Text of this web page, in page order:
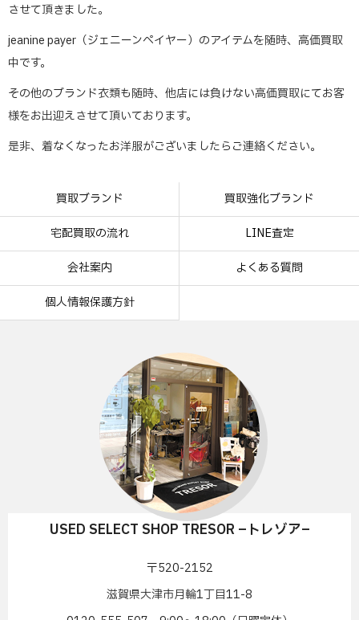
させて頂きました。
jeanine payer（ジェニーンペイヤー）のアイテムを随時、高価買取
中です。
その他のブランド衣類も随時、他店には負けない高価買取にてお客
様をお出迎えさせて頂いております。
是非、着なくなったお洋服がございましたらご連絡ください。
買取ブランド 買取強化ブランド
宅配買取の流れ LINE査定
会社案内 よくある質問
個人情報保護方針
USED SELECT SHOP TRESOR –トレゾア–
〒520-2152
滋賀県大津市月輪1丁目11-8